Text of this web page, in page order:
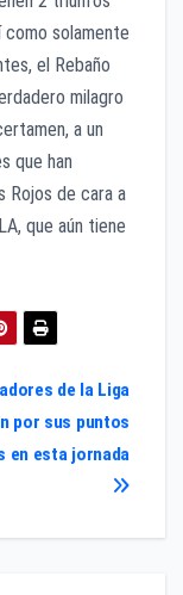
solamente
el Rebaño
milagro
a un
que han
Rojos de cara a
que aún tiene
de la Liga
por sus puntos
en esta jornada